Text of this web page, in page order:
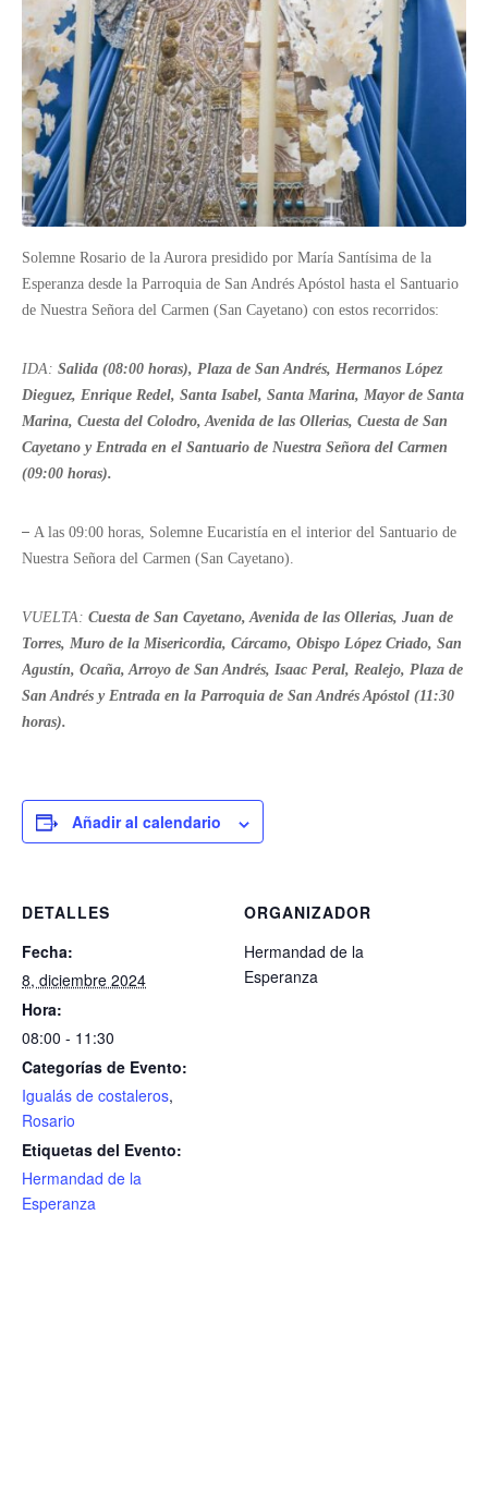
Solemne Rosario de la Aurora presidido por María Santísima de la
Esperanza desde la Parroquia de San Andrés Apóstol hasta el Santuario
de Nuestra Señora del Carmen (San Cayetano) con estos recorridos:
IDA: Salida (08:00 horas), Plaza de San Andrés, Hermanos López
Dieguez, Enrique Redel, Santa Isabel, Santa Marina, Mayor de Santa
Marina, Cuesta del Colodro, Avenida de las Ollerias, Cuesta de San
Cayetano y Entrada en el Santuario de Nuestra Señora del Carmen
(09:00 horas).
– A las 09:00 horas, Solemne Eucaristía en el interior del Santuario de
Nuestra Señora del Carmen (San Cayetano).
VUELTA: Cuesta de San Cayetano, Avenida de las Ollerias, Juan de
Torres, Muro de la Misericordia, Cárcamo, Obispo López Criado, San
Agustín, Ocaña, Arroyo de San Andrés, Isaac Peral, Realejo, Plaza de
San Andrés y Entrada en la Parroquia de San Andrés Apóstol (11:30
horas).
Añadir al calendario
DETALLES
Fecha:
8, diciembre 2024
Hora:
08:00 - 11:30
Categorías de Evento:
Igualás de costaleros,
Rosario
Etiquetas del Evento:
Hermandad de la
Esperanza
ORGANIZADOR
Hermandad de la
Esperanza